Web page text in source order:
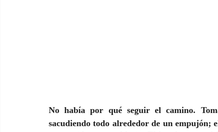
No había por qué seguir el camino.
sacudiendo todo alrededor de un empujón;